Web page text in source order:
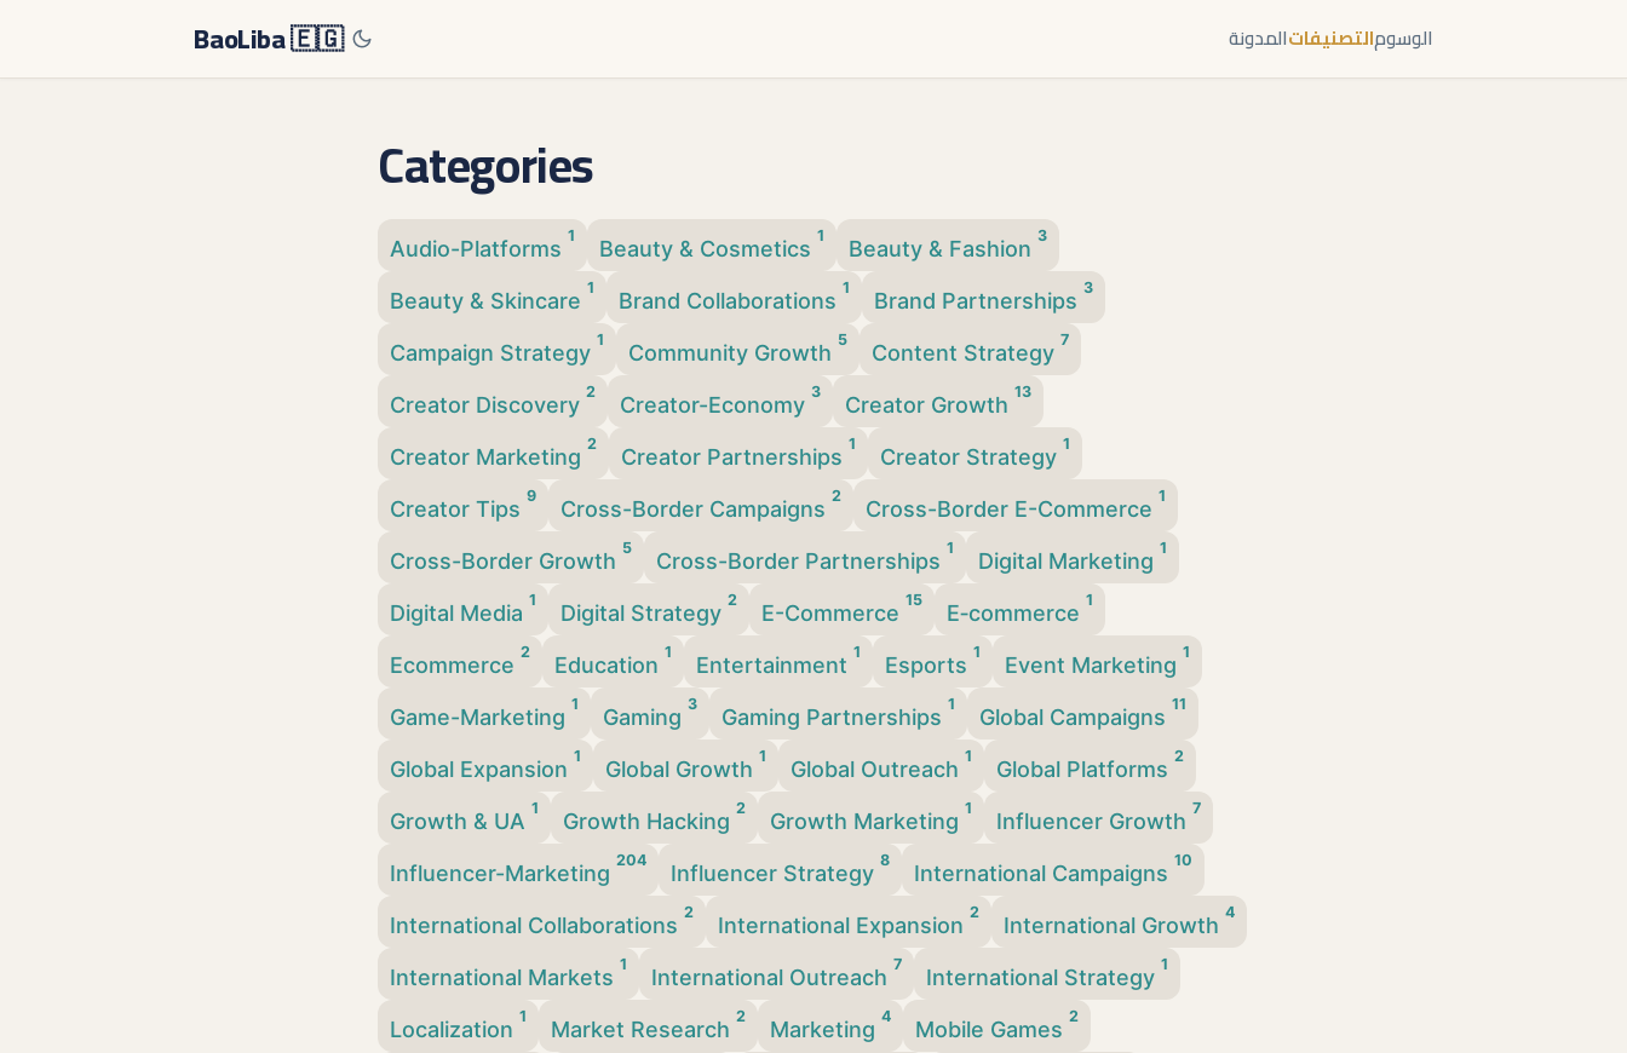
BaoLiba 🇪🇬 المدونةالتصنيفاتالوسوم
Categories
Audio-Platforms
1
Beauty & Cosmetics
1
Beauty & Fashion
3
Beauty & Skincare
1
Brand Collaborations
1
Brand Partnerships
3
Campaign Strategy
1
Community Growth
5
Content Strategy
7
Creator Discovery
2
Creator-Economy
3
Creator Growth
13
Creator Marketing
2
Creator Partnerships
1
Creator Strategy
1
Creator Tips
9
Cross-Border Campaigns
2
Cross-Border E-Commerce
1
Cross-Border Growth
5
Cross-Border Partnerships
1
Digital Marketing
1
Digital Media
1
Digital Strategy
2
E-Commerce
15
E‑commerce
1
Ecommerce
2
Education
1
Entertainment
1
Esports
1
Event Marketing
1
Game-Marketing
1
Gaming
3
Gaming Partnerships
1
Global Campaigns
11
Global Expansion
1
Global Growth
1
Global Outreach
1
Global Platforms
2
Growth & UA
1
Growth Hacking
2
Growth Marketing
1
Influencer Growth
7
Influencer-Marketing
204
Influencer Strategy
8
International Campaigns
10
International Collaborations
2
International Expansion
2
International Growth
4
International Markets
1
International Outreach
7
International Strategy
1
Localization
1
Market Research
2
Marketing
4
Mobile Games
2